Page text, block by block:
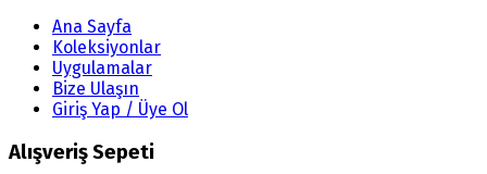
Ana Sayfa
Koleksiyonlar
Uygulamalar
Bize Ulaşın
Giriş Yap / Üye Ol
Alışveriş Sepeti